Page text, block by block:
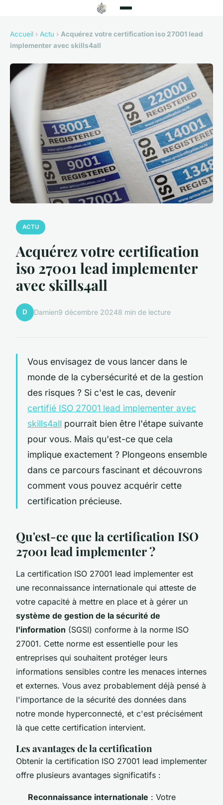
Accueil › Actu › Acquérez votre certification iso 27001 lead
implementer avec skills4all
ACTU
Acquérez votre certification
iso 27001 lead implementer
avec skills4all
D Damien9 décembre 20248 min de lecture
Vous envisagez de vous lancer dans le
monde de la cybersécurité et de la gestion
des risques ? Si c'est le cas, devenir
certifié ISO 27001 lead implementer avec
skills4all pourrait bien être l'étape suivante
pour vous. Mais qu'est-ce que cela
implique exactement ? Plongeons ensemble
dans ce parcours fascinant et découvrons
comment vous pouvez acquérir cette
certification précieuse.
Qu'est-ce que la certification ISO
27001 lead implementer ?
La certification ISO 27001 lead implementer est
une reconnaissance internationale qui atteste de
votre capacité à mettre en place et à gérer un
système de gestion de la sécurité de
l'information (SGSI) conforme à la norme ISO
27001. Cette norme est essentielle pour les
entreprises qui souhaitent protéger leurs
informations sensibles contre les menaces internes
et externes. Vous avez probablement déjà pensé à
l'importance de la sécurité des données dans
notre monde hyperconnecté, et c'est précisément
là que cette certification intervient.
Les avantages de la certification
Obtenir la certification ISO 27001 lead implementer
offre plusieurs avantages significatifs :
Reconnaissance internationale : Votre